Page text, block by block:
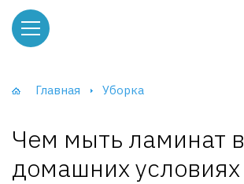
Главная Уборка
Чем мыть ламинат в
домашних условиях
и тумбы